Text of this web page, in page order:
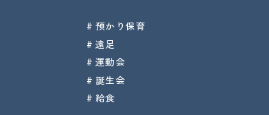
預かり保育
遠足
運動会
誕生会
給食